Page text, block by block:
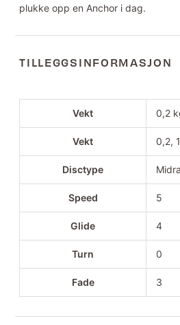
plukke opp en Anchor i dag.
TILLEGGSINFORMASJON
Vekt 0,2
Vekt 0,2,
Disctype
Speed 5
Glide 4
Turn 0
Fade 3